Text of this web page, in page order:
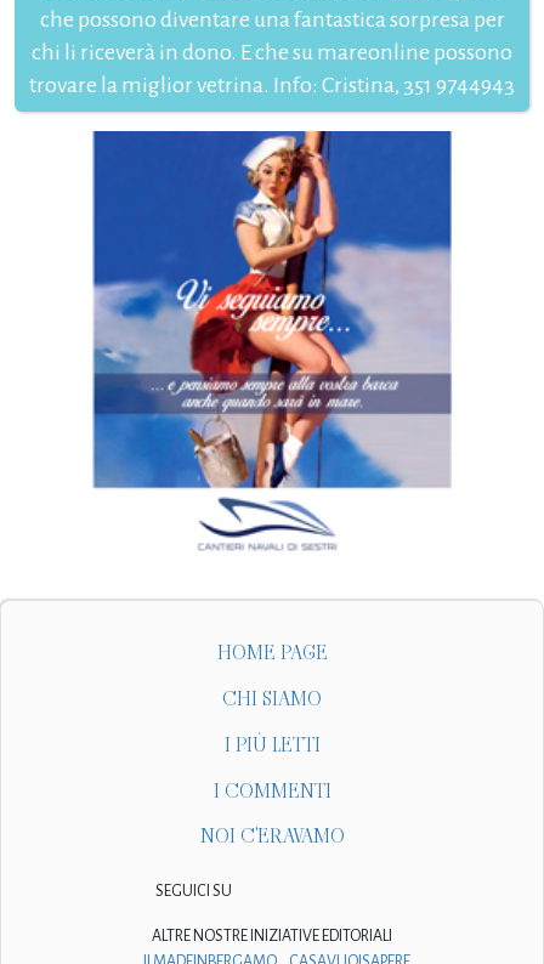
che possono diventare una fantastica sorpresa per
chi li riceverà in dono. E che su mareonline possono
trovare la miglior vetrina. Info: Cristina, 351 9744943
HOME PAGE
CHI SIAMO
I PIÙ LETTI
I COMMENTI
NOI C'ERAVAMO
SEGUICI SU
ALTRE NOSTRE INIZIATIVE EDITORIALI